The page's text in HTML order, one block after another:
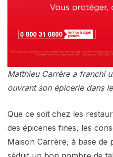
Matthieu Carrère a franchi
ouvrant son épicerie dans
Que ce soit chez les
des épiceries fines, les
Maison Carrère, à base de